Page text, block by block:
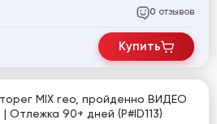
0 отзывов
Купить
MIX гео, пройденно ВИДЕО
Отлежка 90+ дней (P#ID113)